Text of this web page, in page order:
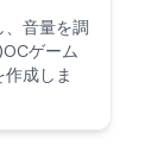
音量を調
ゲーム
成しま